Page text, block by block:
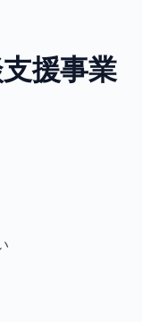
支援事業